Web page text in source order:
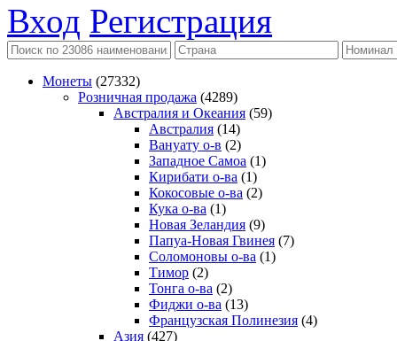
Вход Регистрация
Монеты (27332)
Розничная продажа (4289)
Австралия и Океания (59)
Австралия (14)
Вануату о-в (2)
Западное Самоа (1)
Кирибати о-ва (1)
Кокосовые о-ва (2)
Кука о-ва (1)
Новая Зеландия (9)
Папуа-Новая Гвинея (7)
Соломоновы о-ва (1)
Тимор (2)
Тонга о-ва (2)
Фиджи о-ва (13)
Французская Полинезия (4)
Азия (427)